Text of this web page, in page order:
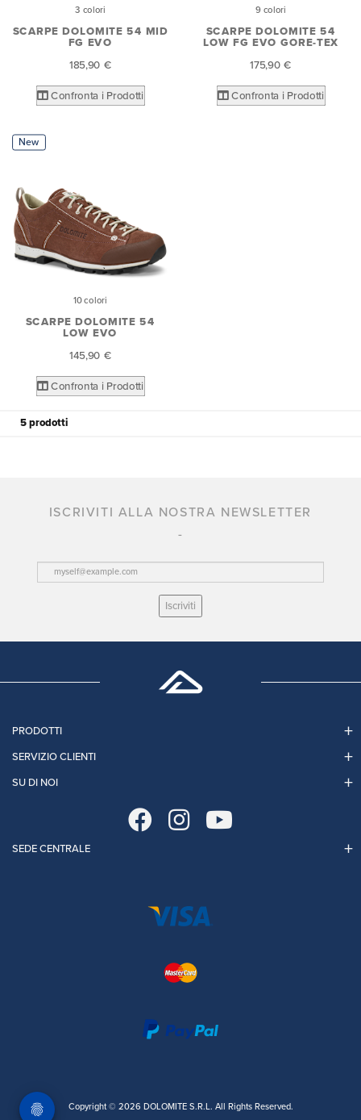
3 colori
SCARPE DOLOMITE 54 MID
FG EVO
185,90 €
Confronta i Prodotti
9 colori
SCARPE DOLOMITE 54
LOW FG EVO GORE-TEX
175,90 €
Confronta i Prodotti
New
10 colori
SCARPE DOLOMITE 54
LOW EVO
145,90 €
Confronta i Prodotti
5 prodotti
ISCRIVITI ALLA NOSTRA NEWSLETTER
Iscriviti
PRODOTTI
SERVIZIO CLIENTI
SU DI NOI
SEDE CENTRALE
Copyright © 2026 DOLOMITE S.R.L. All Rights Reserved.